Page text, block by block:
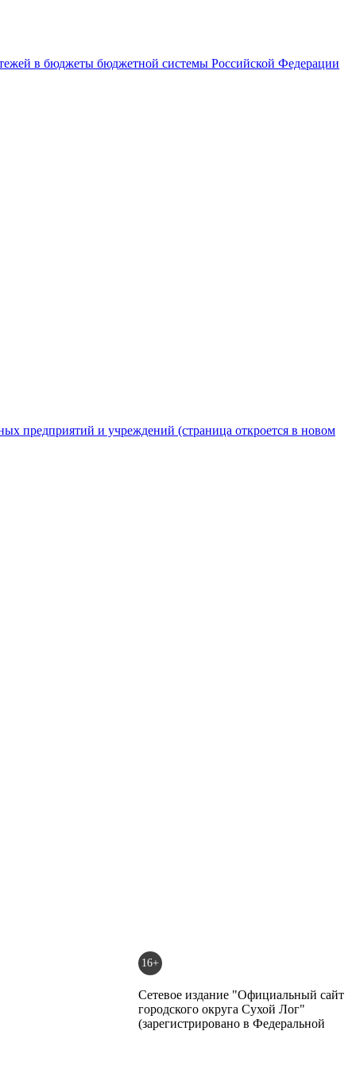
в бюджеты бюджетной системы Российской Федерации
16+
Сетевое издание "Официальный сайт
городского округа Сухой Лог"
(зарегистрировано в Федеральной